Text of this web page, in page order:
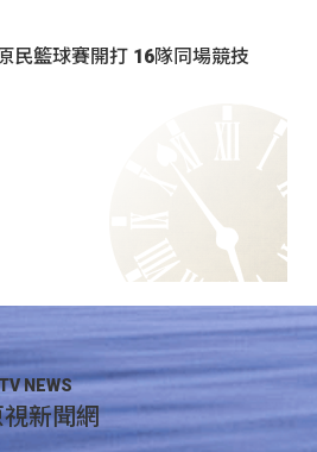
民籃球賽開打 16隊同場競技
NEWS
新聞網